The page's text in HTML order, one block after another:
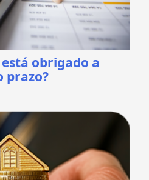
está obrigado a
prazo?